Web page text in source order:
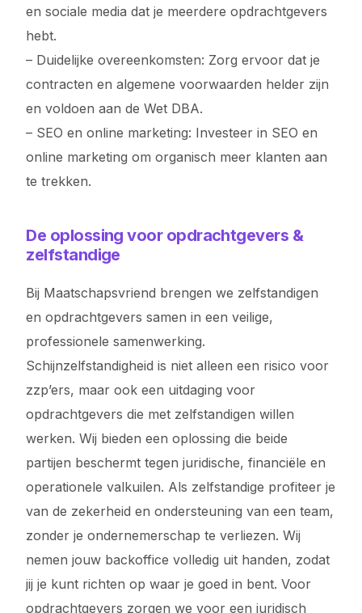
en sociale media dat je meerdere opdrachtgevers
hebt.
– Duidelijke overeenkomsten: Zorg ervoor dat je
contracten en algemene voorwaarden helder zijn
en voldoen aan de Wet DBA.
– SEO en online marketing: Investeer in SEO en
online marketing om organisch meer klanten aan
te trekken.
De oplossing voor opdrachtgevers &
zelfstandige
Bij Maatschapsvriend brengen we zelfstandigen
en opdrachtgevers samen in een veilige,
professionele samenwerking.
Schijnzelfstandigheid is niet alleen een risico voor
zzp’ers, maar ook een uitdaging voor
opdrachtgevers die met zelfstandigen willen
werken. Wij bieden een oplossing die beide
partijen beschermt tegen juridische, financiële en
operationele valkuilen. Als zelfstandige profiteer je
van de zekerheid en ondersteuning van een team,
zonder je ondernemerschap te verliezen. Wij
nemen jouw backoffice volledig uit handen, zodat
jij je kunt richten op waar je goed in bent. Voor
opdrachtgevers zorgen we voor een juridisch